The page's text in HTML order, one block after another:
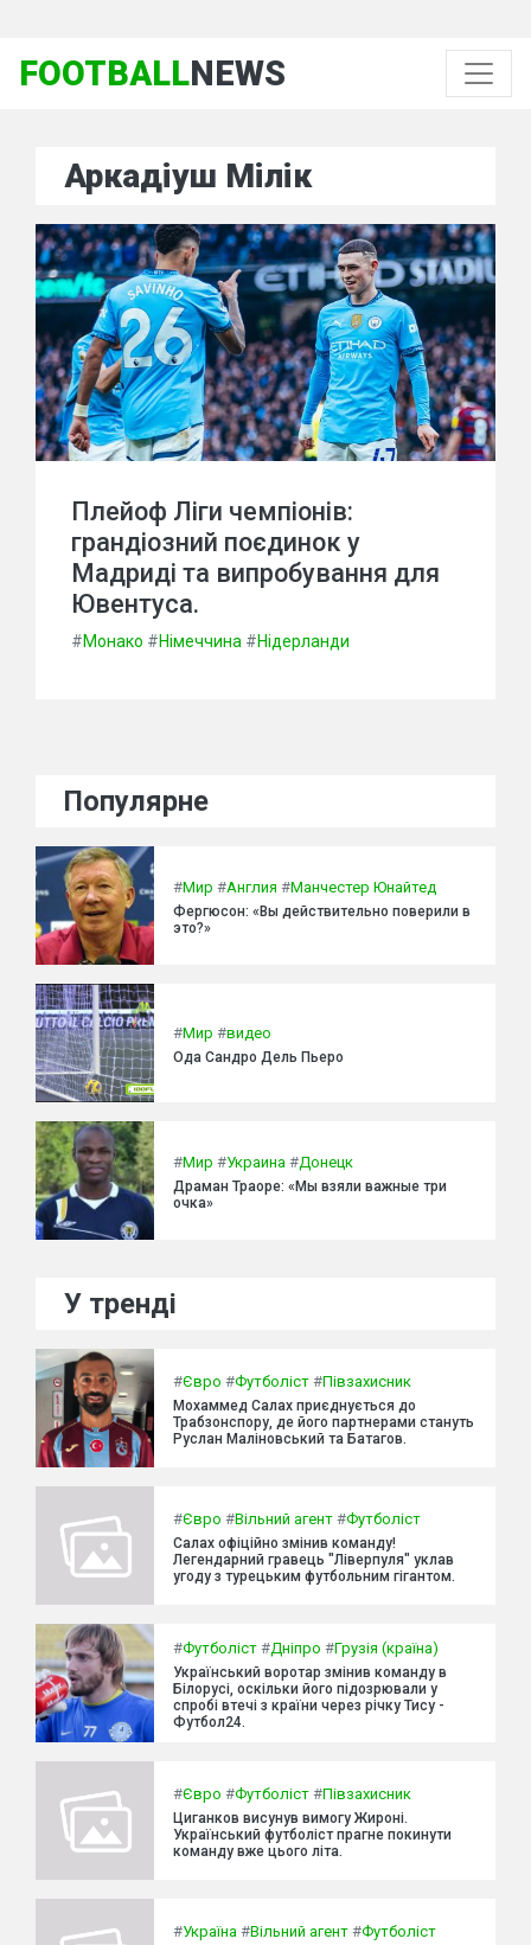
FOOTBALLNEWS
Аркадіуш Мілік
Плейоф Ліги чемпіонів:
грандіозний поєдинок у
Мадриді та випробування для
Ювентуса.
#Монако #Німеччина #Нідерланди
Популярне
#Мир #Англия #Манчестер Юнайтед
Фергюсон: «Вы действительно поверили в
это?»
#Мир #видео
Ода Сандро Дель Пьеро
#Мир #Украина #Донецк
Драман Траоре: «Мы взяли важные три
очка»
У тренді
#Євро #Футболіст #Півзахисник
Мохаммед Салах приєднується до
Трабзонспору, де його партнерами стануть
Руслан Маліновський та Батагов.
#Євро #Вільний агент #Футболіст
Салах офіційно змінив команду!
Легендарний гравець "Ліверпуля" уклав
угоду з турецьким футбольним гігантом.
#Футболіст #Дніпро #Грузія (країна)
Український воротар змінив команду в
Білорусі, оскільки його підозрювали у
спробі втечі з країни через річку Тису -
Футбол24.
#Євро #Футболіст #Півзахисник
Циганков висунув вимогу Жироні.
Український футболіст прагне покинути
команду вже цього літа.
#Україна #Вільний агент #Футболіст